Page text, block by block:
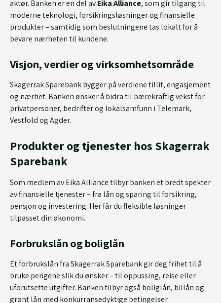
aktør. Banken er en del avEika Alliance, som gir tilgang til
moderne teknologi, forsikringsløsninger og finansielle
produkter – samtidig som beslutningene tas lokalt for å
bevare nærheten til kundene.
Visjon, verdier og virksomhetsområde
Skagerrak Sparebank bygger på verdiene tillit, engasjement
og nærhet. Banken ønsker å bidra til bærekraftig vekst for
privatpersoner, bedrifter og lokalsamfunn i Telemark,
Vestfold og Agder.
Produkter og tjenester hos Skagerrak
Sparebank
Som medlem av Eika Alliance tilbyr banken et bredt spekter
av finansielle tjenester – fra lån og sparing til forsikring,
pensjon og investering. Her får du fleksible løsninger
tilpasset din økonomi.
Forbrukslån og boliglån
Et forbrukslån fra Skagerrak Sparebank gir deg frihet til å
bruke pengene slik du ønsker – til oppussing, reise eller
uforutsette utgifter. Banken tilbyr også boliglån, billån og
grønt lån med konkurransedyktige betingelser.